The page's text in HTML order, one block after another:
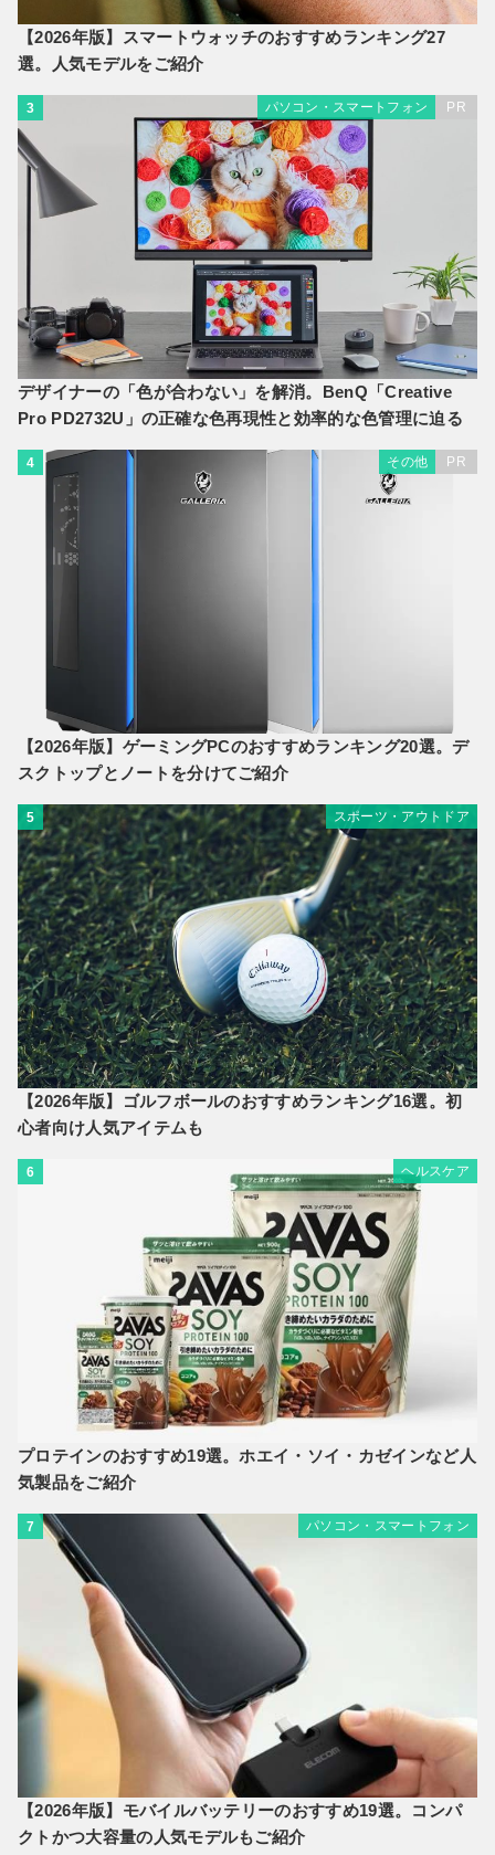
【2026年版】スマートウォッチのおすすめランキング27
選。人気モデルをご紹介
3 パソコン・スマートフォン PR
デザイナーの「色が合わない」を解消。BenQ「Creative
Pro PD2732U」の正確な色再現性と効率的な色管理に迫る
4 その他 PR
【2026年版】ゲーミングPCのおすすめランキング20選。デ
スクトップとノートを分けてご紹介
5 スポーツ・アウトドア
【2026年版】ゴルフボールのおすすめランキング16選。初
心者向け人気アイテムも
6 ヘルスケア
プロテインのおすすめ19選。ホエイ・ソイ・カゼインなど人
気製品をご紹介
7 パソコン・スマートフォン
【2026年版】モバイルバッテリーのおすすめ19選。コンパ
クトかつ大容量の人気モデルもご紹介